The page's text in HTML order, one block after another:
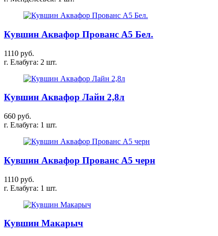
Кувшин Аквафор Прованс А5 Бел.
1110 руб.
г. Елабуга: 2 шт.
Кувшин Аквафор Лайн 2,8л
660 руб.
г. Елабуга: 1 шт.
Кувшин Аквафор Прованс А5 черн
1110 руб.
г. Елабуга: 1 шт.
Кувшин Макарыч